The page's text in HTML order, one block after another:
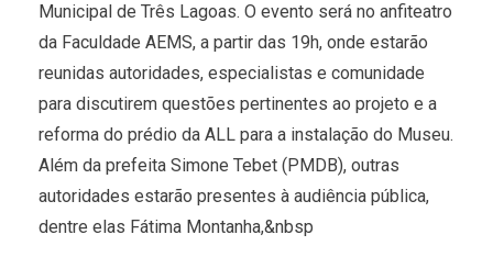
Municipal de Três Lagoas. O evento será no anfiteatro
da Faculdade AEMS, a partir das 19h, onde estarão
reunidas autoridades, especialistas e comunidade
para discutirem questões pertinentes ao projeto e a
reforma do prédio da ALL para a instalação do Museu.
Além da prefeita Simone Tebet (PMDB), outras
autoridades estarão presentes à audiência pública,
dentre elas Fátima Montanha,&nbsp